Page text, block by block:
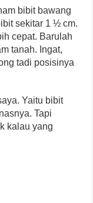
bibit bawang
sekitar 1 ½ cm.
cepat. Barulah
tanah. Ingat,
tadi posisinya
Yaitu bibit
Tapi
kalau yang